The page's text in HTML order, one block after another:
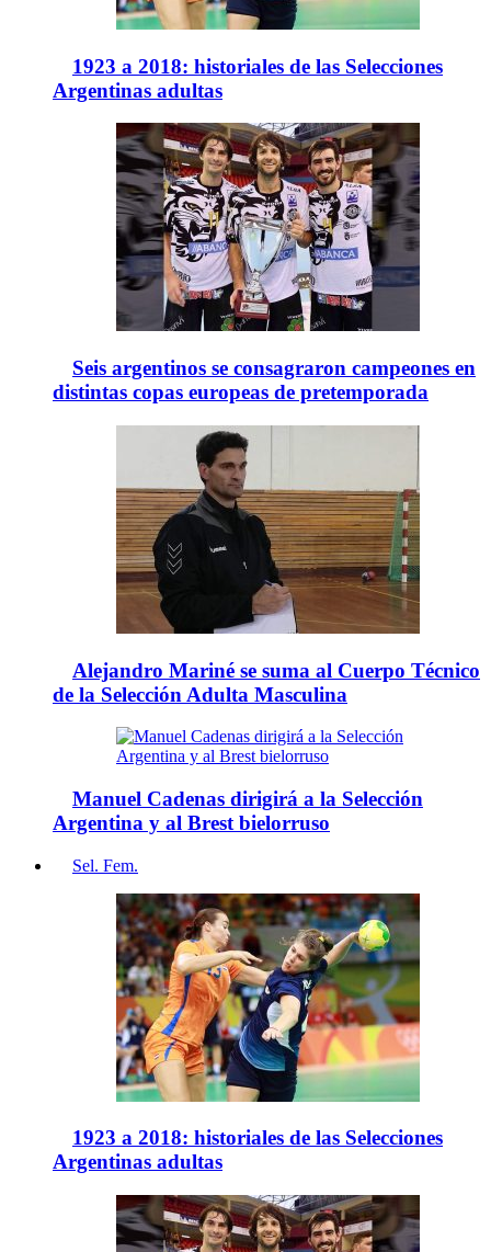
1923 a 2018: historiales de las Selecciones
Argentinas adultas
Seis argentinos se consagraron campeones en
distintas copas europeas de pretemporada
Alejandro Mariné se suma al Cuerpo Técnico
de la Selección Adulta Masculina
Manuel Cadenas dirigirá a la Selección
Argentina y al Brest bielorruso
Sel. Fem.
1923 a 2018: historiales de las Selecciones
Argentinas adultas